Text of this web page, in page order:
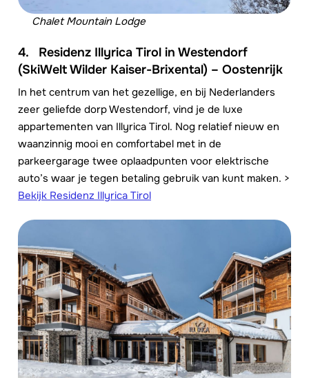
Chalet Mountain Lodge
4.
Residenz Illyrica Tirol in Westendorf
(SkiWelt Wilder Kaiser-Brixental) – Oostenrijk
In het centrum van het gezellige, en bij Nederlanders
zeer geliefde dorp Westendorf, vind je de luxe
appartementen van Illyrica Tirol. Nog relatief nieuw en
waanzinnig mooi en comfortabel met in de
parkeergarage twee oplaadpunten voor elektrische
auto’s waar je tegen betaling gebruik van kunt maken. >
Bekijk Residenz Illyrica Tirol